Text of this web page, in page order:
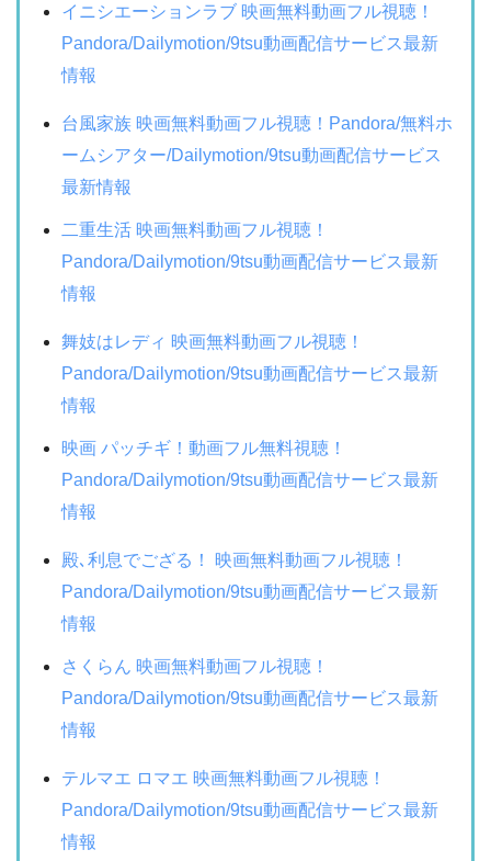
イニシエーションラブ 映画無料動画フル視聴！
Pandora/Dailymotion/9tsu動画配信サービス最新
情報
台風家族 映画無料動画フル視聴！Pandora/無料ホ
ームシアター/Dailymotion/9tsu動画配信サービス
最新情報
二重生活 映画無料動画フル視聴！
Pandora/Dailymotion/9tsu動画配信サービス最新
情報
舞妓はレディ 映画無料動画フル視聴！
Pandora/Dailymotion/9tsu動画配信サービス最新
情報
映画 パッチギ！動画フル無料視聴！
Pandora/Dailymotion/9tsu動画配信サービス最新
情報
殿､利息でござる！ 映画無料動画フル視聴！
Pandora/Dailymotion/9tsu動画配信サービス最新
情報
さくらん 映画無料動画フル視聴！
Pandora/Dailymotion/9tsu動画配信サービス最新
情報
テルマエ ロマエ 映画無料動画フル視聴！
Pandora/Dailymotion/9tsu動画配信サービス最新
情報